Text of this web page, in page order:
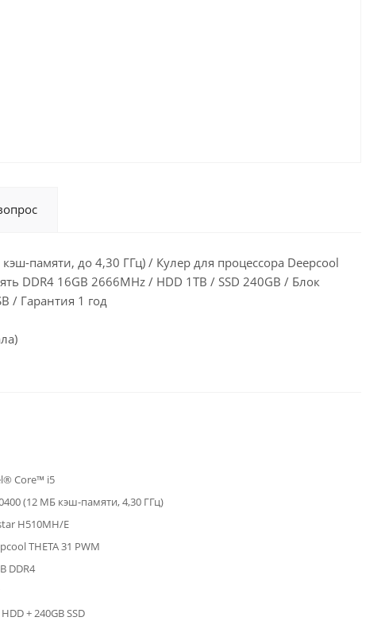
памяти, до 4,30 ГГц) / Кулер для процессора Deepcool
DDR4 16GB 2666MHz / HDD 1TB / SSD 240GB / Блок
/ Гарантия 1 год
Core™ i5
(12 МБ кэш-памяти, 4,30 ГГц)
H510MH/E
THETA 31 PWM
DDR4
+ 240GB SSD